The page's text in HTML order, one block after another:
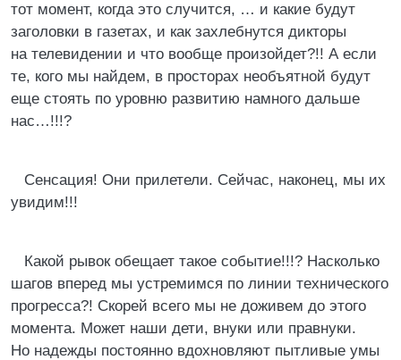
тот момент, когда это случится, … и какие будут
заголовки в газетах, и как захлебнутся дикторы
на телевидении и что вообще произойдет?!! А если
те, кого мы найдем, в просторах необъятной будут
еще стоять по уровню развитию намного дальше
нас…!!!?
Сенсация! Они прилетели. Сейчас, наконец, мы их
увидим!!!
Какой рывок обещает такое событие!!!? Насколько
шагов вперед мы устремимся по линии технического
прогресса?! Скорей всего мы не доживем до этого
момента. Может наши дети, внуки или правнуки.
Но надежды постоянно вдохновляют пытливые умы